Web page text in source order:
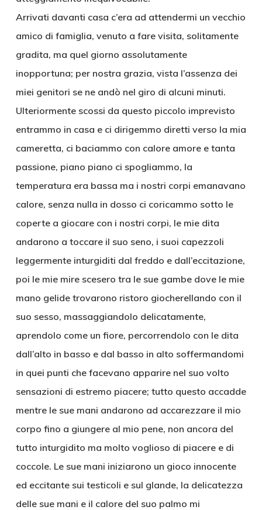
Arrivati davanti casa c’era ad attendermi un vecchio
amico di famiglia, venuto a fare visita, solitamente
gradita, ma quel giorno assolutamente
inopportuna; per nostra grazia, vista l’assenza dei
miei genitori se ne andò nel giro di alcuni minuti.
Ulteriormente scossi da questo piccolo imprevisto
entrammo in casa e ci dirigemmo diretti verso la mia
cameretta, ci baciammo con calore amore e tanta
passione, piano piano ci spogliammo, la
temperatura era bassa ma i nostri corpi emanavano
calore, senza nulla in dosso ci coricammo sotto le
coperte a giocare con i nostri corpi, le mie dita
andarono a toccare il suo seno, i suoi capezzoli
leggermente inturgiditi dal freddo e dall’eccitazione,
poi le mie mire scesero tra le sue gambe dove le mie
mano gelide trovarono ristoro giocherellando con il
suo sesso, massaggiandolo delicatamente,
aprendolo come un fiore, percorrendolo con le dita
dall’alto in basso e dal basso in alto soffermandomi
in quei punti che facevano apparire nel suo volto
sensazioni di estremo piacere; tutto questo accadde
mentre le sue mani andarono ad accarezzare il mio
corpo fino a giungere al mio pene, non ancora del
tutto inturgidito ma molto voglioso di piacere e di
coccole. Le sue mani iniziarono un gioco innocente
ed eccitante sui testicoli e sul glande, la delicatezza
delle sue mani e il calore del suo palmo mi